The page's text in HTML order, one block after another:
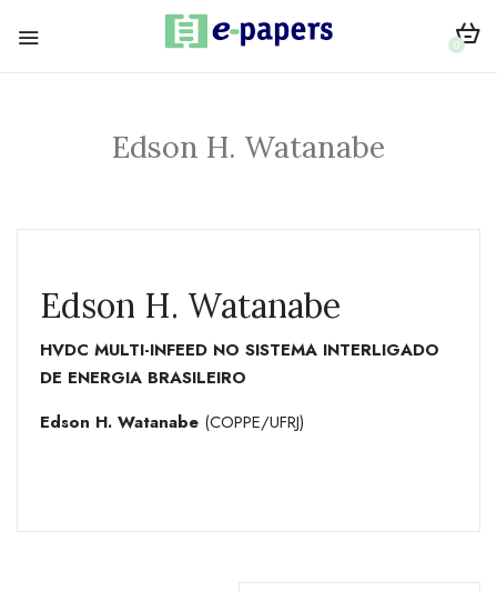
0
Edson H. Watanabe
Edson H. Watanabe
HVDC MULTI-INFEED NO SISTEMA INTERLIGADO
DE ENERGIA BRASILEIRO
Edson H. Watanabe (COPPE/UFRJ)